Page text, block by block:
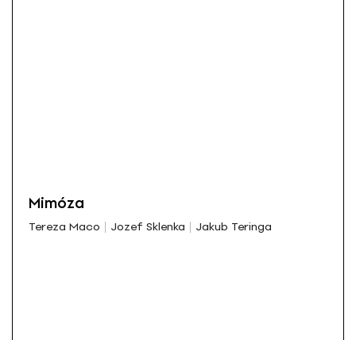
Mimóza
Tereza Maco Jozef Sklenka Jakub Teringa